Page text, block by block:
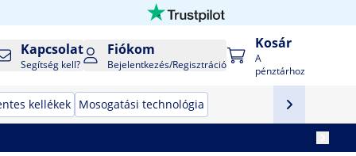
Kapcsolat
Segítség kell?
Fiókom
Bejelentkezés/Regisztráció
Kosár
A
pénztárhoz
kellékek Mosogatási technológia